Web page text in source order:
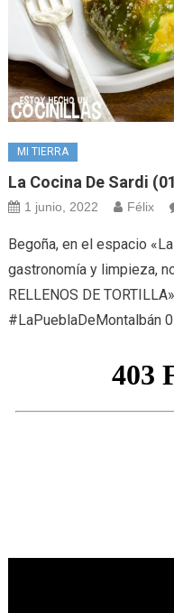
MI TIERRA
La Cocina De Sardi
1 junio, 2022 Félix
Begoña, en el espacio
gastronomía y limpieza,
RELLENOS DE
#LaPueblaDeMontalbán